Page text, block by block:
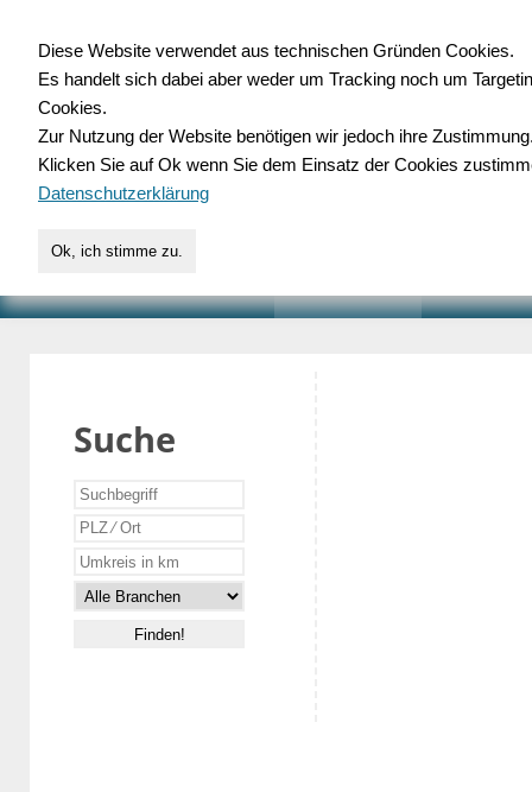
für Handwerk,
Suche
Diese Website verwendet aus technischen Gründen Cookies.
Es handelt sich dabei aber weder um Tracking noch um
Cookies.
Zur Nutzung der Website benötigen wir jedoch ihre
Klicken Sie auf Ok wenn Sie dem Einsatz der Cookies
Datenschutzerklärung
Ok, ich stimme zu.